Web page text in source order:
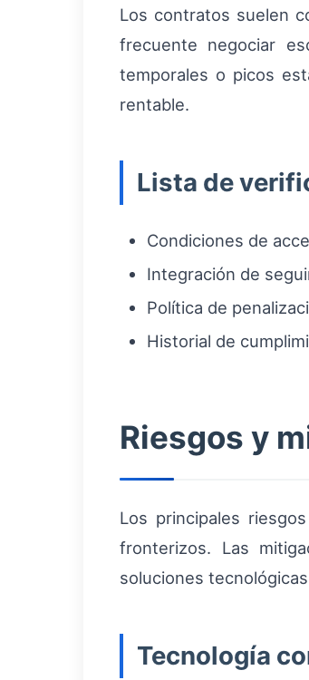
Los contratos suelen
frecuente negociar
temporales o picos
rentable.
Lista de
Condiciones de
Integración de
Política de
Historial de
Riesgos y
Los principales
fronterizos. Las
soluciones
Tecnología